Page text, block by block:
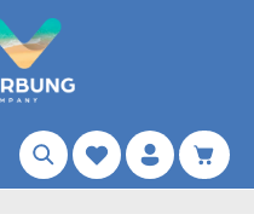
Merkzettel